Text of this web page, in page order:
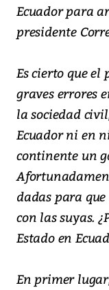
Ecuador para
presidente
Es cierto que el
graves errores
la sociedad
Ecuador ni en
continente un
dadas para
con las suyas.
Estado en
En primer